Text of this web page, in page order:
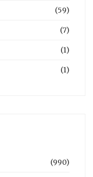
(59)
(7)
(1)
(1)
(990)